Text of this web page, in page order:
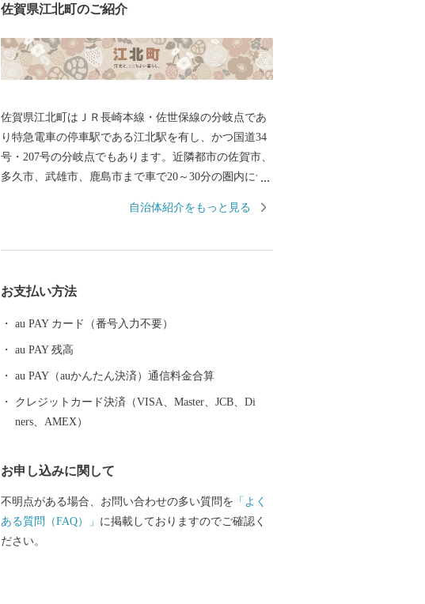
佐賀県江北町のご紹介
佐賀県江北町はＪＲ長崎本線・佐世保線の分岐点であ
り特急電車の停車駅である江北駅を有し、かつ国道34
号・207号の分岐点でもあります。近隣都市の佐賀市、
多久市、武雄市、鹿島市まで車で20～30分の圏内に含
長崎市・長崎県佐世保市へも特急列車で60分圏内と、
組んでいます。 これまで築き上げてきた豊かな自然が
残る住みよい環境と利便性の高いまちを未来ある子ど
とするため、子や孫が誇れる郷土 江北を進めていき
ます。
自治体紹介をもっと見る
お支払い方法
au PAY カード（番号入力不要）
au PAY 残高
au PAY（auかんたん決済）通信料金合算
クレジットカード決済（VISA、Master、JCB、Di
ners、AMEX）
お申し込みに関して
不明点がある場合、お問い合わせの多い質問を 「よく
ある質問（FAQ）」 に掲載しておりますのでご確認く
ださい。